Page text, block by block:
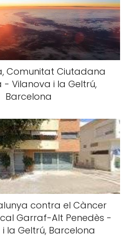
Comunitat Ciutadana
- Vilanova i la Geltrú,
Barcelona
contra el Càncer
Garraf-Alt Penedès -
la Geltrú, Barcelona